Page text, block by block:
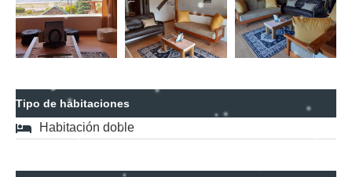
Tipo de habitaciones
Habitación doble